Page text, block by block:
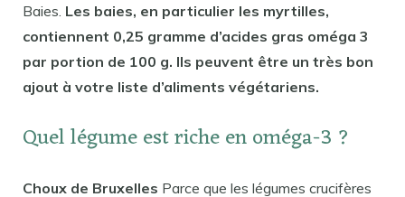
Baies. Les baies, en particulier les myrtilles,
contiennent 0,25 gramme d’acides gras oméga 3
par portion de 100 g. Ils peuvent être un très bon
ajout à votre liste d’aliments végétariens.
Quel légume est riche en oméga-3 ?
Choux de Bruxelles Parce que les légumes crucifères